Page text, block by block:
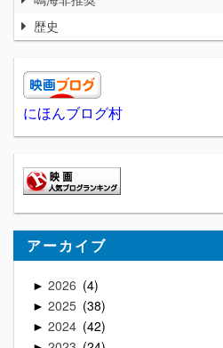
歴史
にほんブログ村
アーカイブ
► 2026 4
► 2025 38
► 2024 42